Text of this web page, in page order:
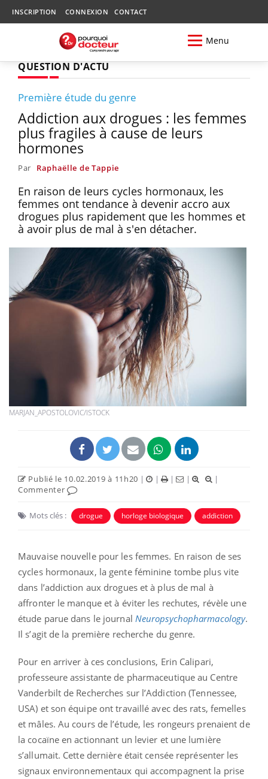
INSCRIPTION CONNEXION CONTACT
Menu
QUESTION D'ACTU
Première étude du genre
Addiction aux drogues : les femmes
plus fragiles à cause de leurs
hormones
Par Raphaëlle de Tappie
En raison de leurs cycles hormonaux, les
femmes ont tendance à devenir accro aux
drogues plus rapidement que les hommes et
à avoir plus de mal à s'en détacher.
MARJAN_APOSTOLOVIC/ISTOCK
Publié le 10.02.2019 à 11h20 | | | |
|
Commenter
Mots clés : drogue horloge biologique addiction
Mauvaise nouvelle pour les femmes. En raison de ses
cycles hormonaux, la gente féminine tombe plus vite
dans l’addiction aux drogues et à plus de mal à
affronter le manque et à éviter les rechutes, révèle une
étude parue dans le journal Neuropsychopharmacology.
Il s’agit de la première recherche du genre.
Pour en arriver à ces conclusions, Erin Calipari,
professeure assistante de pharmaceutique au Centre
Vanderbilt de Recherches sur l’Addiction (Tennessee,
USA) et son équipe ont travaillé avec des rats, femelles
et mâles. Au cours de l’étude, les rongeurs prenaient de
la cocaïne en actionnant un levier et une lumière
s’allumait. Cette dernière était censée représenter les
signaux environnementaux qui accompagnent la prise